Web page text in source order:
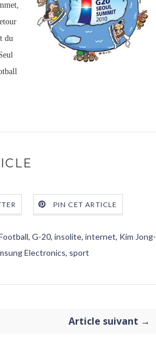
du
PIN CET ARTICLE
, G-20, insolite, internet, Kim Jong-
Electronics, sport
Article suivant →